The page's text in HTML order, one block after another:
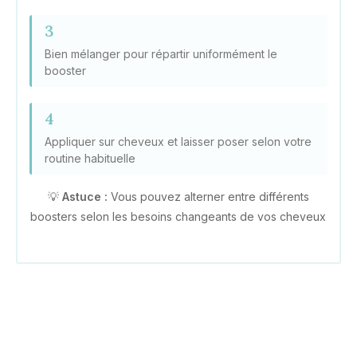
3
Bien mélanger pour répartir uniformément le
booster
4
Appliquer sur cheveux et laisser poser selon votre
routine habituelle
💡 Astuce : Vous pouvez alterner entre différents
boosters selon les besoins changeants de vos cheveux